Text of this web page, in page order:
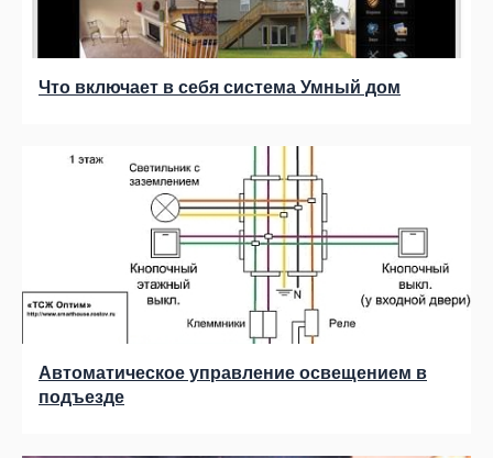
Что включает в себя система Умный дом
Автоматическое управление освещением в
подъезде